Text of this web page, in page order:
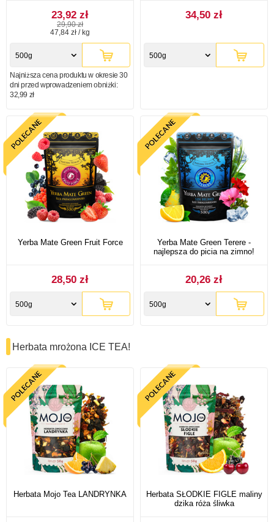
23,92 zł
29,90 zł
47,84 zł / kg
500g
Najniższa cena produktu w okresie 30
dni przed wprowadzeniem obniżki:
32,99 zł
34,50 zł
500g
Yerba Mate Green Fruit Force
28,50 zł
500g
Yerba Mate Green Terere -
najlepsza do picia na zimno!
20,26 zł
500g
Herbata mrożona ICE TEA!
Herbata Mojo Tea LANDRYNKA
Herbata SŁODKIE FIGLE maliny
dzika róża śliwka